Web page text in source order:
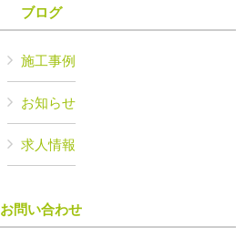
ブログ
施工事例
お知らせ
求人情報
お問い合わせ